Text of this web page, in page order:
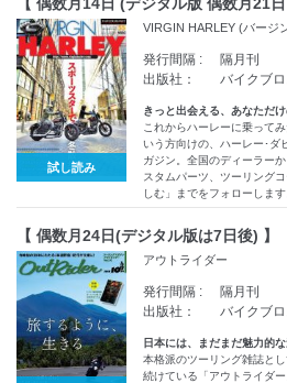
試し読み
VIRGIN HARLEY (バージ
発行間隔 :
隔月刊
出版社：
バイクブ
きっと出会える、あなただ
これからハーレーに乗って
いう方向けの、ハーレー･ダ
ガジン。全国のディーラー
スタムパーツ、ツーリング
しむ」までをフォローします
【 偶数月24日(デジタル版は7日後) 】
アウトライダー
発行間隔 :
隔月刊
出版社：
バイクブ
日本には、まだまだ魅力的
本格派のツーリング雑誌と
続けている「アウトライダ